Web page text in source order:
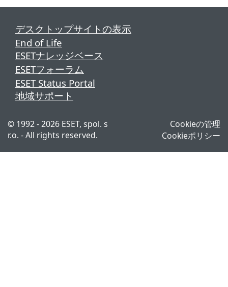
デスクトップサイトの表示
End of Life
ESETナレッジベース
ESETフォーラム
ESET Status Portal
地域サポート
© 1992 - 2026 ESET, spol. s
r.o. - All rights reserved.
Cookieの管理
Cookieポリシー